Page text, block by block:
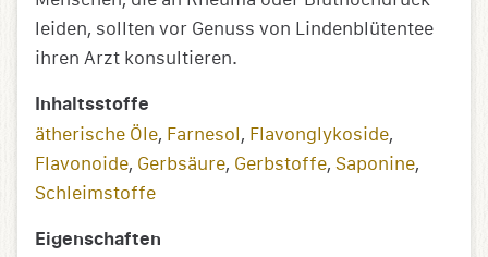
leiden, sollten vor Genuss von Lindenblütentee
ihren Arzt konsultieren.
Inhaltsstoffe
ätherische Öle, Farnesol, Flavonglykoside,
Flavonoide, Gerbsäure, Gerbstoffe, Saponine,
Schleimstoffe
Eigenschaften